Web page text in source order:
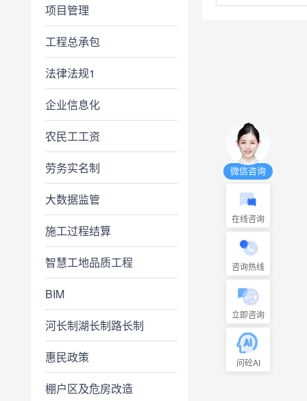
项目管理
工程总承包
法律法规1
企业信息化
农民工工资
劳务实名制
大数据监管
施工过程结算
智慧工地品质工程
BIM
河长制湖长制路长制
惠民政策
棚户区及危房改造
微信咨询
在线咨询
咨询热线
立即咨询
问砼AI